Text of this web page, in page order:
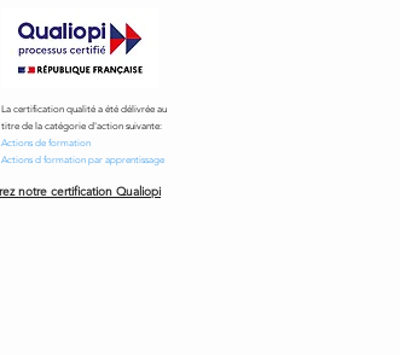
La certification qualité a été délivrée au
titre de la catégorie d'action suivante:
Actions de formation
Actions d formation par apprentissage
notre certification Qualiopi